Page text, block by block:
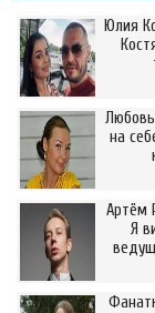
Юлия
на
Артём
Я